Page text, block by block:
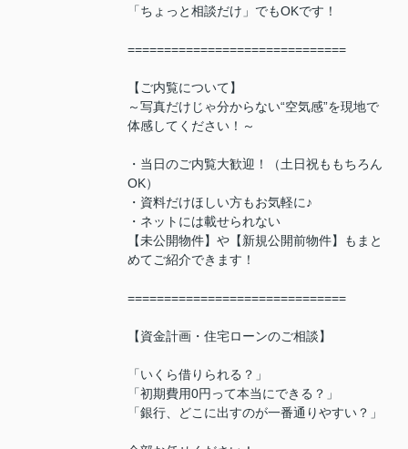
「ちょっと相談だけ」でもOKです！
==============================
【ご内覧について】
～写真だけじゃ分からない“空気感”を現地で
体感してください！～
・当日のご内覧大歓迎！（土日祝ももちろん
OK）
・資料だけほしい方もお気軽に♪
・ネットには載せられない
【未公開物件】や【新規公開前物件】もまと
めてご紹介できます！
==============================
【資金計画・住宅ローンのご相談】
「いくら借りられる？」
「初期費用0円って本当にできる？」
「銀行、どこに出すのが一番通りやすい？」